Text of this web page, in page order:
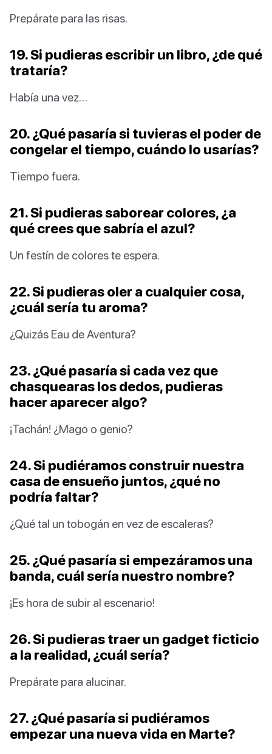
Prepárate para las risas.
19. Si pudieras escribir un libro, ¿de qué
trataría?
Había una vez…
20. ¿Qué pasaría si tuvieras el poder de
congelar el tiempo, cuándo lo usarías?
Tiempo fuera.
21. Si pudieras saborear colores, ¿a
qué crees que sabría el azul?
Un festín de colores te espera.
22. Si pudieras oler a cualquier cosa,
¿cuál sería tu aroma?
¿Quizás Eau de Aventura?
23. ¿Qué pasaría si cada vez que
chasquearas los dedos, pudieras
hacer aparecer algo?
¡Tachán! ¿Mago o genio?
24. Si pudiéramos construir nuestra
casa de ensueño juntos, ¿qué no
podría faltar?
¿Qué tal un tobogán en vez de escaleras?
25. ¿Qué pasaría si empezáramos una
banda, cuál sería nuestro nombre?
¡Es hora de subir al escenario!
26. Si pudieras traer un gadget ficticio
a la realidad, ¿cuál sería?
Prepárate para alucinar.
27. ¿Qué pasaría si pudiéramos
empezar una nueva vida en Marte?